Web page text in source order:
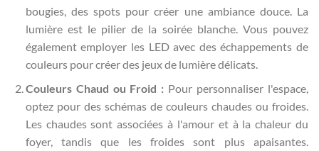
bougies, des spots pour créer une ambiance douce. La
lumière est le pilier de la soirée blanche. Vous pouvez
également employer les LED avec des échappements de
couleurs pour créer des jeux de lumière délicats.
Couleurs Chaud ou Froid : Pour personnaliser l'espace,
optez pour des schémas de couleurs chaudes ou froides.
Les chaudes sont associées à l'amour et à la chaleur du
foyer, tandis que les froides sont plus apaisantes.